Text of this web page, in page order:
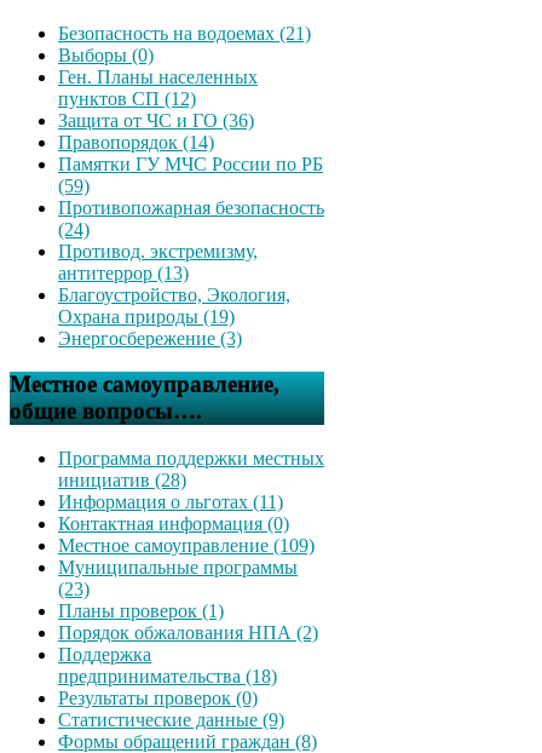
Безопасность на водоемах (21)
Выборы (0)
Ген. Планы населенных
пунктов СП (12)
Защита от ЧС и ГО (36)
Правопорядок (14)
Памятки ГУ МЧС России по РБ
(59)
Противопожарная безопасность
(24)
Противод. экстремизму,
антитеррор (13)
Благоустройство, Экология,
Охрана природы (19)
Энергосбережение (3)
Местное самоуправление,
общие вопросы….
Программа поддержки местных
инициатив (28)
Информация о льготах (11)
Контактная информация (0)
Местное самоуправление (109)
Муниципальные программы
(23)
Планы проверок (1)
Порядок обжалования НПА (2)
Поддержка
предпринимательства (18)
Результаты проверок (0)
Статистические данные (9)
Формы обращений граждан (8)